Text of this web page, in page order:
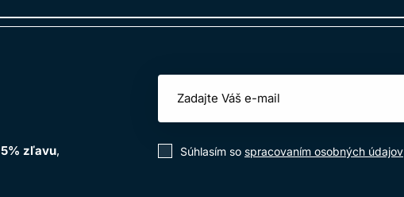
5% zľavu,
Súhlasím so spracovaním osobných údajov